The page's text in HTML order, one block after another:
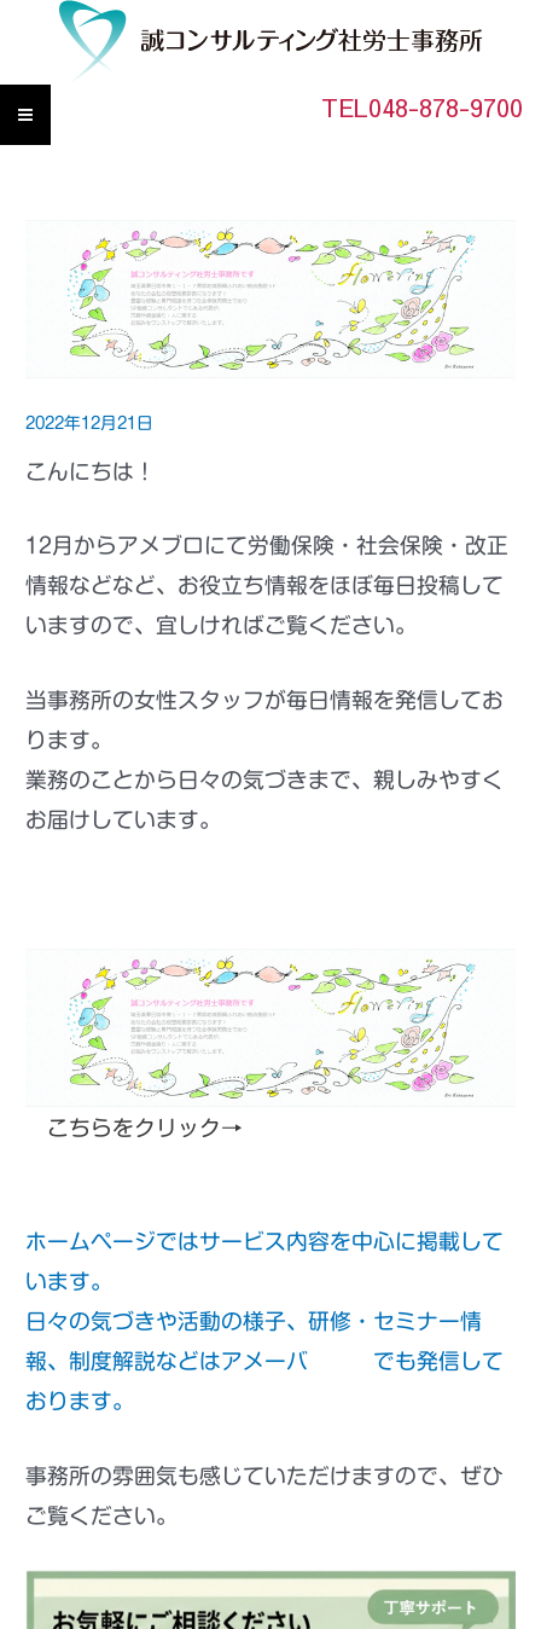
TEL048-878-9700
2022年12月21日
こんにちは！
12月からアメブロにて労働保険・社会保険・改正
情報などなど、お役立ち情報をほぼ毎日投稿して
いますので、宜しければご覧ください。
当事務所の女性スタッフが毎日情報を発信してお
ります。
業務のことから日々の気づきまで、親しみやすく
お届けしています。
こちらをクリック→
ホームページではサービス内容を中心に掲載して
います。
日々の気づきや活動の様子、研修・セミナー情
報、制度解説などはアメーバ
でも発信して
おります。
事務所の雰囲気も感じていただけますので、ぜひ
ご覧ください。